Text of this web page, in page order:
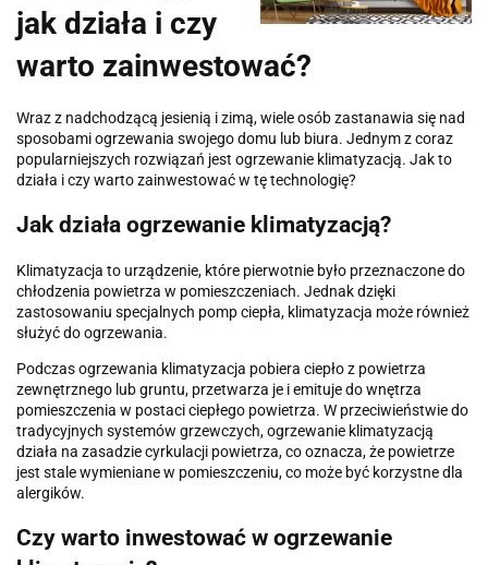
jak działa i czy
warto zainwestować?
Wraz z nadchodzącą jesienią i zimą, wiele osób zastanawia się nad
sposobami ogrzewania swojego domu lub biura. Jednym z coraz
popularniejszych rozwiązań jest ogrzewanie klimatyzacją. Jak to
działa i czy warto zainwestować w tę technologię?
Jak działa ogrzewanie klimatyzacją?
Klimatyzacja to urządzenie, które pierwotnie było przeznaczone do
chłodzenia powietrza w pomieszczeniach. Jednak dzięki
zastosowaniu specjalnych pomp ciepła, klimatyzacja może również
służyć do ogrzewania.
Podczas ogrzewania klimatyzacja pobiera ciepło z powietrza
zewnętrznego lub gruntu, przetwarza je i emituje do wnętrza
pomieszczenia w postaci ciepłego powietrza. W przeciwieństwie do
tradycyjnych systemów grzewczych, ogrzewanie klimatyzacją
działa na zasadzie cyrkulacji powietrza, co oznacza, że ​​powietrze
jest stale wymieniane w pomieszczeniu, co może być korzystne dla
alergików.
Czy warto inwestować w ogrzewanie